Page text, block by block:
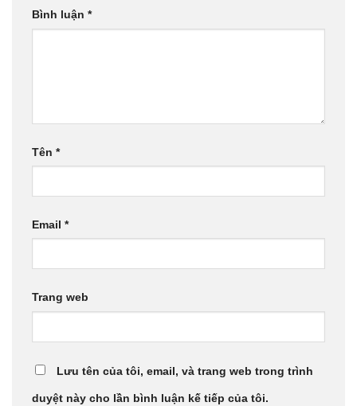
Bình luận *
Tên *
Email *
Trang web
Lưu tên của tôi, email, và trang web trong trình
duyệt này cho lần bình luận kế tiếp của tôi.